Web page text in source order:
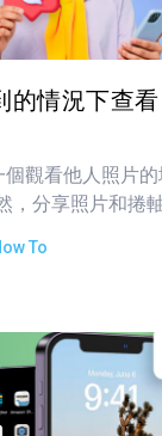
的情況下查
觀看他人照片
，分享照片和捲
To